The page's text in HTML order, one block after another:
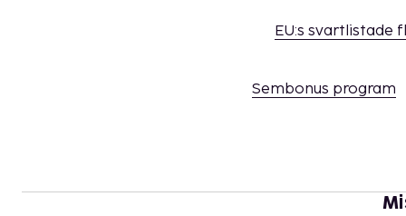
EU:s svartlistade
Sembonus program